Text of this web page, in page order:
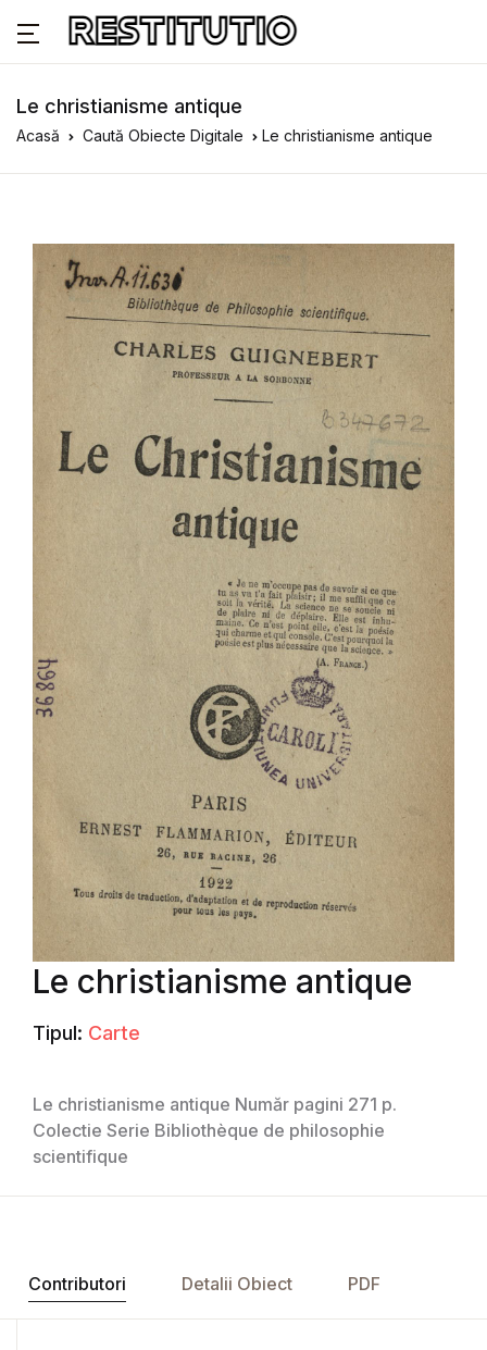
Le christianisme antique
Acasă Caută Obiecte Digitale Le christianisme antique
Le christianisme antique
Tipul: Carte
Le christianisme antique Număr pagini 271 p.
Colectie Serie Bibliothèque de philosophie
scientifique
Contributori Detalii Obiect PDF